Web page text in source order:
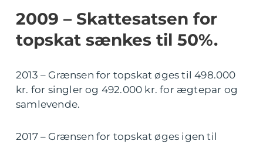
2009 – Skattesatsen for
topskat sænkes til 50%.
2013 – Grænsen for topskat øges til 498.000
kr. for singler og 492.000 kr. for ægtepar og
samlevende.
2017 – Grænsen for topskat øges igen til